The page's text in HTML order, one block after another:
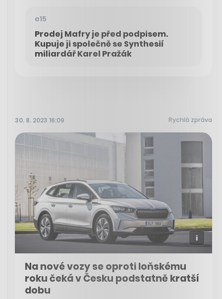
e15
Prodej Mafry je před podpisem.
Kupuje ji společně se Synthesií
miliardář Karel Pražák
30. 8. 2023 16:09 Rychlá zpráva
Na nové vozy se oproti loňskému
roku čeká v Česku podstatně kratší
dobu